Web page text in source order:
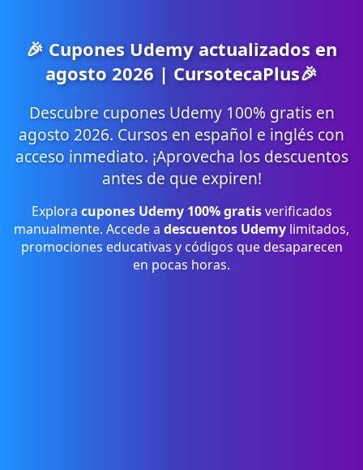
🎉 Cupones Udemy actualizados en
agosto 2026 | CursotecaPlus🎉
Descubre cupones Udemy 100% gratis en
agosto 2026. Cursos en español e inglés con
acceso inmediato. ¡Aprovecha los descuentos
antes de que expiren!
Explora cupones Udemy 100% gratisverificados
manualmente. Accede a descuentos Udemy limitados,
promociones educativas y códigos que desaparecen
en pocas horas.